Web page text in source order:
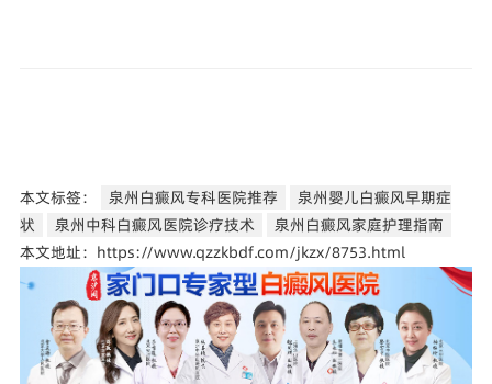
本文标签： 泉州白癜风专科医院推荐
泉州婴儿白癜风早期症
状
泉州中科白癜风医院诊疗技术
泉州白癜风家庭护理指南
本文地址：https://www.qzzkbdf.com/jkzx/8753.html